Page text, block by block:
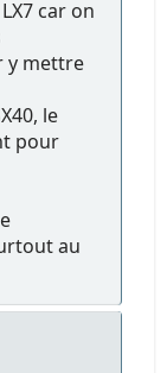
car on
y mettre
le
pour
au